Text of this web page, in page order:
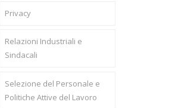
Privacy
Relazioni Industriali e
Sindacali
Selezione del Personale e
Politiche Attive del Lavoro